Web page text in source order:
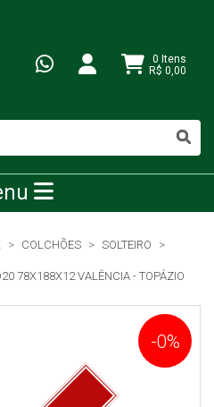
0 Itens
R$ 0,00
COLCHÕES SOLTEIRO
78X188X12 VALÊNCIA - TOPÁZIO
-0%